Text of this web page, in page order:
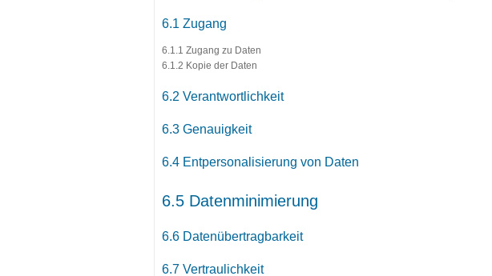
6.1 Zugang
6.1.1 Zugang zu Daten
6.1.2 Kopie der Daten
6.2 Verantwortlichkeit
6.3 Genauigkeit
6.4 Entpersonalisierung von Daten
6.5 Datenminimierung
6.6 Datenübertragbarkeit
6.7 Vertraulichkeit